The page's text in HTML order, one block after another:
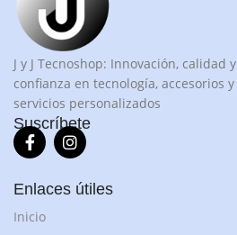
J y J Tecnoshop: Innovación, calidad y
confianza en tecnología, accesorios y
servicios personalizados
Suscríbete
Enlaces útiles
Inicio